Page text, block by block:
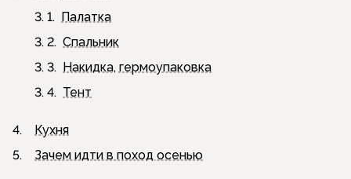
3. 1. Палатка
3. 2. Спальник
3. 3. Накидка, гермоупаковка
3. 4. Тент
4.
Кухня
5.
Зачем идти в поход осенью